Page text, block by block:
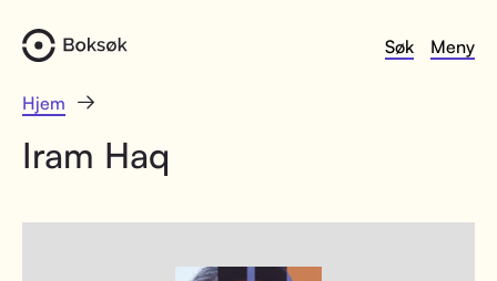
Søk Meny
Hjem
Iram Haq